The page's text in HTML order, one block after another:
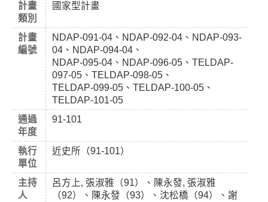
計畫
類別
國家型計畫
計畫
編號
NDAP-091-04、NDAP-092-04、NDAP-093-
04、NDAP-094-04、
NDAP-095-04、NDAP-096-05、TELDAP-
097-05、TELDAP-098-05、
TELDAP-099-05、TELDAP-100-05、
TELDAP-101-05
通過
年度
91-101
執行
單位
近史所（91-101）
主持
人
呂方上, 張淑雅（91）、陳永發, 張淑雅
（92）、陳永發（93）、沈松橋（94）、謝